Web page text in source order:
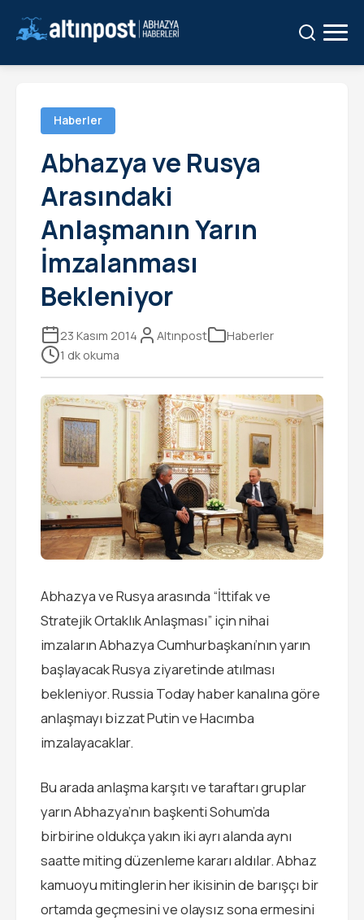
Haberler
Abhazya ve Rusya
Arasındaki
Anlaşmanın Yarın
İmzalanması
Bekleniyor
23 Kasım 2014 Altınpost
Haberler
1 dk okuma
Abhazya ve Rusya arasında “İttifak ve
Stratejik Ortaklık Anlaşması” için nihai
imzaların Abhazya Cumhurbaşkanı’nın yarın
başlayacak Rusya ziyaretinde atılması
bekleniyor. Russia Today haber kanalına göre
anlaşmayı bizzat Putin ve Hacımba
imzalayacaklar.
Bu arada anlaşma karşıtı ve taraftarı gruplar
yarın Abhazya’nın başkenti Sohum’da
birbirine oldukça yakın iki ayrı alanda aynı
saatte miting düzenleme kararı aldılar. Abhaz
kamuoyu mitinglerin her ikisinin de barışçı bir
ortamda geçmesini ve olaysız sona ermesini